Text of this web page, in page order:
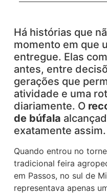
Há histórias que
momento em que
entregue. Elas
antes, entre
gerações que
atividade e uma
diariamente. O
de búfala
exatamente assim.
Quando entrou no
tradicional feira
em Passos, no sul de
representava apenas